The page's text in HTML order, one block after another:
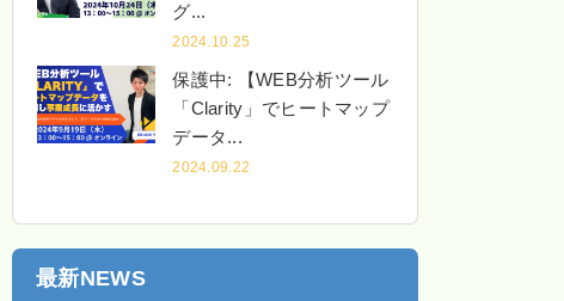
グ...
2024.10.25
保護中: 【WEB分析ツール
「Clarity」でヒートマップ
データ...
2024.09.22
最新NEWS